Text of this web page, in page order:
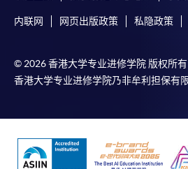
内联网 网页出版政策 私隐政策
© 2026 香港大学专业进修学院 版权所有
香港大学专业进修学院乃非牟利担保有